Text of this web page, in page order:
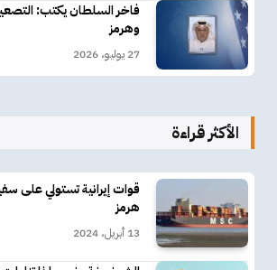
فاخر السلطان يكتب:
وهرمز
27 يوليو، 2026
الأكثر قراءة
قوات إيرانية تستولي على
هرمز
13 أبريل، 2024